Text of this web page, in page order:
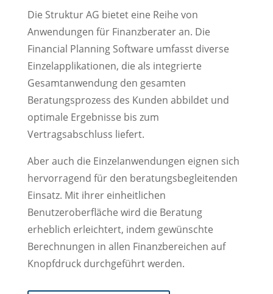
Die Struktur AG bietet eine Reihe von
Anwendungen für Finanzberater an. Die
Financial Planning Software umfasst diverse
Einzelapplikationen, die als integrierte
Gesamtanwendung den gesamten
Beratungsprozess des Kunden abbildet und
optimale Ergebnisse bis zum
Vertragsabschluss liefert.
Aber auch die Einzelanwendungen eignen sich
hervorragend für den beratungsbegleitenden
Einsatz. Mit ihrer einheitlichen
Benutzeroberfläche wird die Beratung
erheblich erleichtert, indem gewünschte
Berechnungen in allen Finanzbereichen auf
Knopfdruck durchgeführt werden.